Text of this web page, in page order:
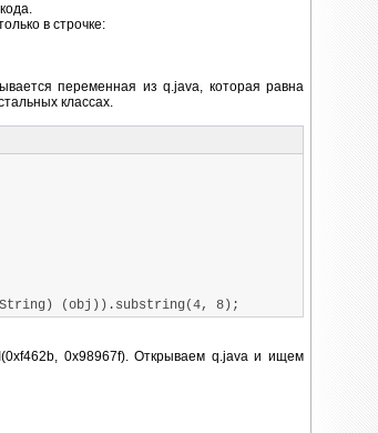
в строчке:
переменная из q.java, которая равна
классах.
(obj)).substring(4, 8);
0x98967f). Открываем q.java и ищем